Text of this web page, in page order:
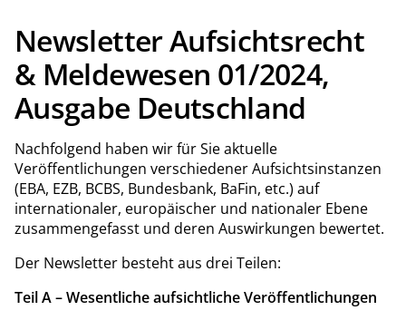
Newsletter Aufsichtsrecht
& Meldewesen 01/2024,
Ausgabe Deutschland
Nachfolgend haben wir für Sie aktuelle
Veröffentlichungen verschiedener Aufsichtsinstanzen
(EBA, EZB, BCBS, Bundesbank, BaFin, etc.) auf
internationaler, europäischer und nationaler Ebene
zusammengefasst und deren Auswirkungen bewertet.
Der Newsletter besteht aus drei Teilen:
Teil A – Wesentliche aufsichtliche Veröffentlichungen